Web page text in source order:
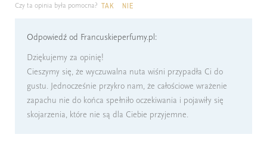
Czy ta opinia była pomocna? TAK NIE
Odpowiedź od Francuskieperfumy.pl:
Dziękujemy za opinię!
Cieszymy się, że wyczuwalna nuta wiśni przypadła Ci do
gustu. Jednocześnie przykro nam, że całościowe wrażenie
zapachu nie do końca spełniło oczekiwania i pojawiły się
skojarzenia, które nie są dla Ciebie przyjemne.